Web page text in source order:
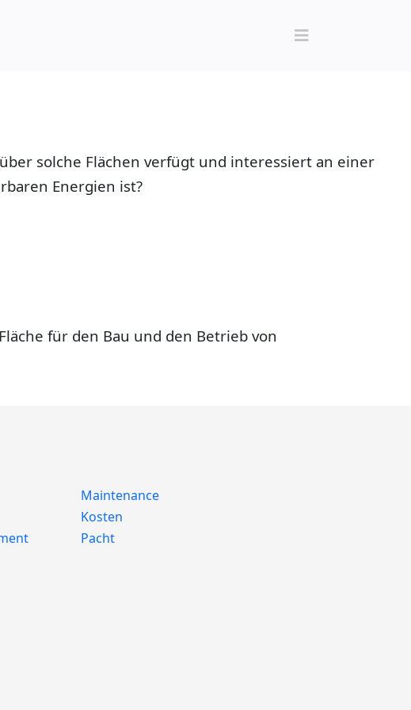
solche Flächen verfügt und interessiert an einer
Energien ist?
für den Bau und den Betrieb von
Maintenance
Kosten
Pacht